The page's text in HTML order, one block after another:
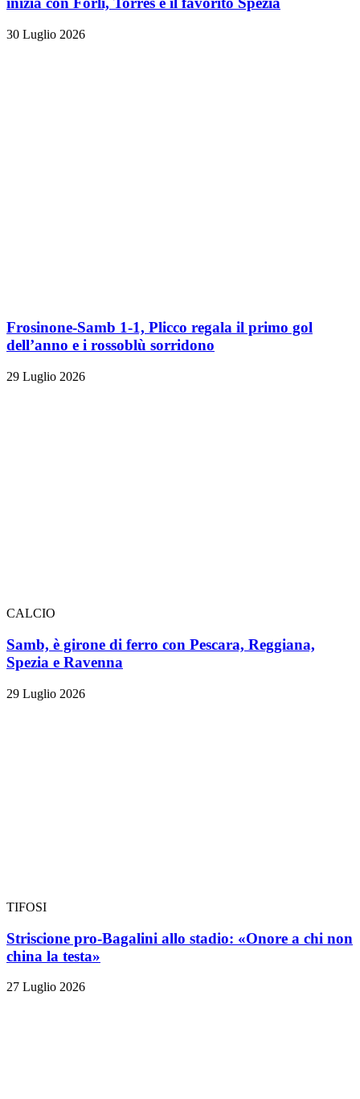
30 Luglio 2026
Frosinone-Samb 1-1, Plicco regala il primo gol
dell’anno e i rossoblù sorridono
29 Luglio 2026
CALCIO
Samb, è girone di ferro con Pescara, Reggiana,
Spezia e Ravenna
29 Luglio 2026
TIFOSI
Striscione pro-Bagalini allo stadio: «Onore a chi non
china la testa»
27 Luglio 2026